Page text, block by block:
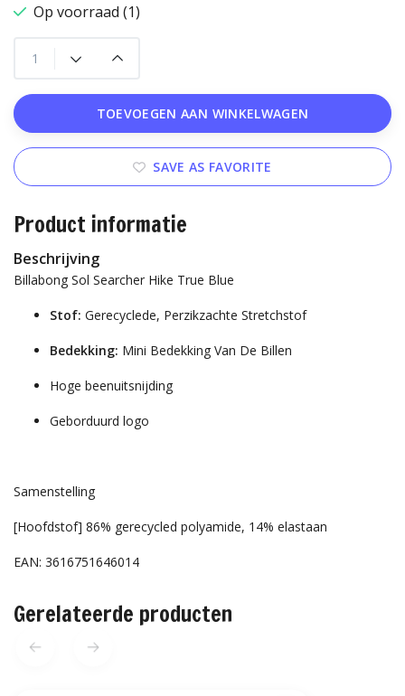
Op voorraad (1)
TOEVOEGEN AAN WINKELWAGEN
SAVE AS FAVORITE
Product informatie
Beschrijving
Billabong Sol Searcher Hike True Blue
Stof: Gerecyclede, Perzikzachte Stretchstof
Bedekking: Mini Bedekking Van De Billen
Hoge beenuitsnijding
Geborduurd logo
Samenstelling
[Hoofdstof] 86% gerecycled polyamide, 14% elastaan
EAN: 3616751646014
Gerelateerde producten